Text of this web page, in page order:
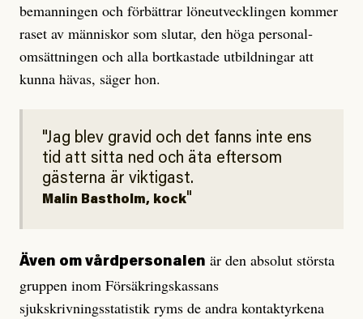
bemanningen och för­bätt­rar löneutvecklingen kommer
raset av människor som slutar, den höga personal­
omsättningen och alla bortkastade utbildningar att
kunna hävas, säger hon.
Jag blev gra­­vid och det fanns inte ens
tid att sitta ned och äta eftersom
gästerna är viktigast.
Malin Bastholm, kock
Även om vårdpersonalen är den absolut största
gruppen inom Försäkrings­kassans
sjukskrivningsstatistik ryms de andra kontaktyrkena